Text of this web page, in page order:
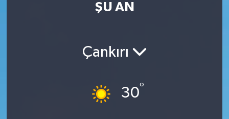
ŞU AN
Çankırı
30°